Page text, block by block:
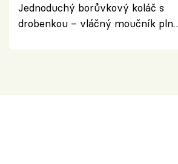
Jednoduchý borůvkový koláč s
drobenkou – vláčný moučník plný